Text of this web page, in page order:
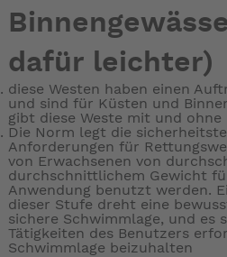
dafür leichter)
diese Westen haben einen
und sind für Küsten und
gibt diese Weste mit und
Die Norm legt die
Anforderungen für
von Erwachsenen von
durchschnittlichem Gewicht
Anwendung benutzt werden.
dieser Stufe dreht eine
sichere Schwimmlage, und es
Tätigkeiten des Benutzers
Schwimmlage beizuhalten